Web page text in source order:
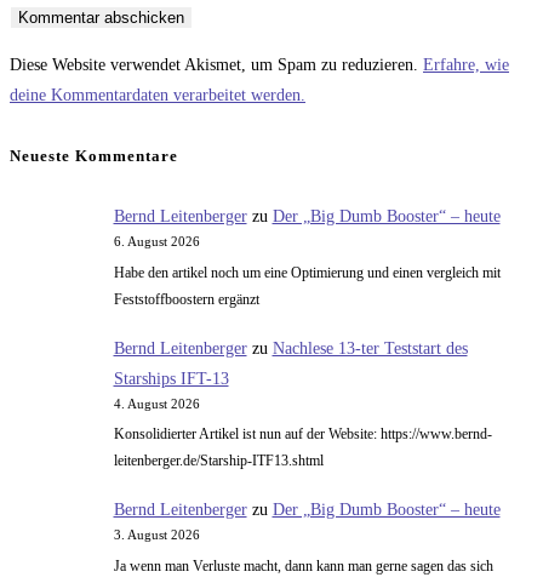
Benutzernamen
zum
Kommentieren
Mail-
Adresse
zum
ein
Website-
URL
ein
Diese Website verwendet Akismet, um Spam zu reduzieren. Erfahre, wie
deine Kommentardaten verarbeitet werden.
Neueste Kommentare
Bernd Leitenbergerzu Der „Big Dumb Booster“ – heute
6. August 2026
Habe den artikel noch um eine Optimierung und einen vergleich mit
Feststoffboostern ergänzt
Bernd Leitenbergerzu Nachlese 13-ter Teststart des
Starships IFT-13
4. August 2026
Konsolidierter Artikel ist nun auf der Website: https://www.bernd-
leitenberger.de/Starship-ITF13.shtml
Bernd Leitenbergerzu Der „Big Dumb Booster“ – heute
3. August 2026
Ja wenn man Verluste macht, dann kann man gerne sagen das sich